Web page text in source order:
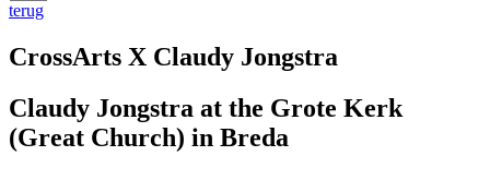
terug
CrossArts X Claudy Jongstra
Claudy Jongstra at the Grote Kerk
(Great Church) in Breda